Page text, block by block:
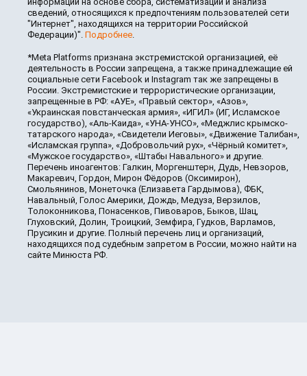
сведений, относящихся к предпочтениям пользователей сети
"Интернет", находящихся на территории Российской
Федерации)". Подробнее.
*Meta Platforms признана экстремистской организацией, её
деятельность в России запрещена, а также принадлежащие ей
социальные сети Facebook и Instagram так же запрещены в
России. Экстремистские и террористические организации,
запрещенные в РФ: «АУЕ», «Правый сектор», «Азов»,
«Украинская повстанческая армия», «ИГИЛ» (ИГ, Исламское
государство), «Аль-Каида», «УНА-УНСО», «Меджлис крымско-
татарского народа», «Свидетели Иеговы», «Движение Талибан»,
«Исламская группа», «Добровольчий рух», «Чёрный комитет»,
«Мужское государство», «Штабы Навального» и другие.
Перечень иноагентов: Галкин, Моргенштерн, Дудь, Невзоров,
Макаревич, Гордон, Мирон Фёдоров (Оксимирон),
Смольянинов, Монеточка (Елизавета Гардымова), ФБК,
Навальный, Голос Америки, Дождь, Медуза, Верзилов,
Толоконникова, Понасенков, Пивоваров, Быков, Шац,
Глуховский, Долин, Троицкий, Земфира, Гудков, Варламов,
Прусикин и другие. Полный перечень лиц и организаций,
находящихся под судебным запретом в России, можно найти на
сайте Минюста РФ.